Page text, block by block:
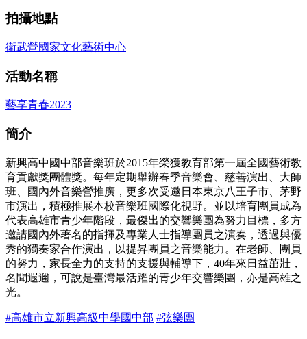
拍攝地點
衛武營國家文化藝術中心
活動名稱
藝享青春2023
簡介
新興高中國中部音樂班於2015年榮獲教育部第一屆全國藝術教
育貢獻獎團體獎。每年定期舉辦春季音樂會、慈善演出、大師
班、國內外音樂營推廣，更多次受邀日本東京八王子市、茅野
市演出，積極推展本校音樂班國際化視野。並以培育團員成為
代表高雄市青少年階段，最傑出的交響樂團為努力目標，多方
邀請國內外著名的指揮及專業人士指導團員之演奏，透過與優
秀的獨奏家合作演出，以提昇團員之音樂能力。在老師、團員
的努力，家長全力的支持的支援與輔導下，40年來日益茁壯，
名聞遐邇，可說是臺灣最活躍的青少年交響樂團，亦是高雄之
光。
#高雄市立新興高級中學國中部 #弦樂團